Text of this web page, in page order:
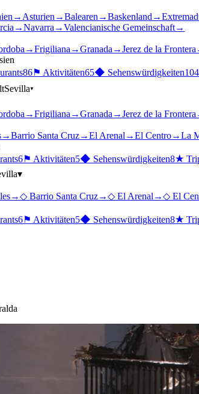
→ Asturien →Balearen →Baskenland →
→Navarra →Valencianische Gemeinschaft→
→Frigiliana →Granada →Jerez de la Frontera
86⚑ Aktivitäten65◆ Sehenswürdigkeiten104
Sevilla▾
→Frigiliana →Granada →Jerez de la Frontera
→Barrio Santa Cruz→El Arenal →El Centro→La
6⚑ Aktivitäten5◆ Sehenswürdigkeiten8★
▾
→◇ Barrio Santa Cruz→◇ El Arenal →◇ El
6⚑ Aktivitäten5◆ Sehenswürdigkeiten8★